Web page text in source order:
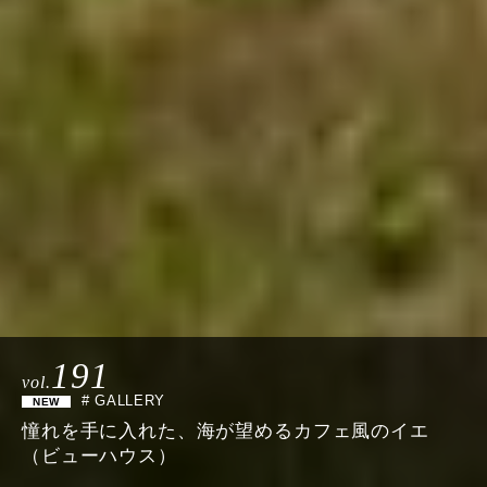
vol. 191
# GALLERY
憧れを手に入れた、海が望めるカフェ風のイエ
（ビューハウス）